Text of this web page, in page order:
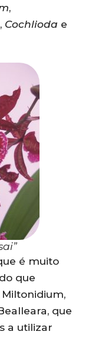
,
, Cochlioda e
é muito
que
que
a utilizar